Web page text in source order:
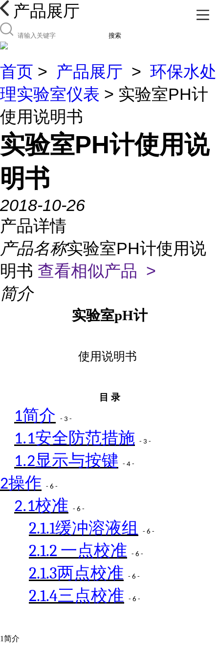
产品展厅
搜索
首页 > 产品展厅 > 环保水处
理实验室仪表 > 实验室PH计
使用说明书
实验室PH计使用说
明书
2018-10-26
产品详情
产品名称实验室PH计使用说
明书 查看相似产品 >
简介
实验室pH计
使用说明书
目 录
1简介 - 3 -
1.1安全防范措施 - 3 -
1.2显示与按键 - 4 -
2操作 - 6 -
2.1校准 - 6 -
2.1.1缓冲溶液组 - 6 -
2.1.2 一点校准 - 6 -
2.1.3两点校准 - 6 -
2.1.4三点校准 - 6 -
1简介